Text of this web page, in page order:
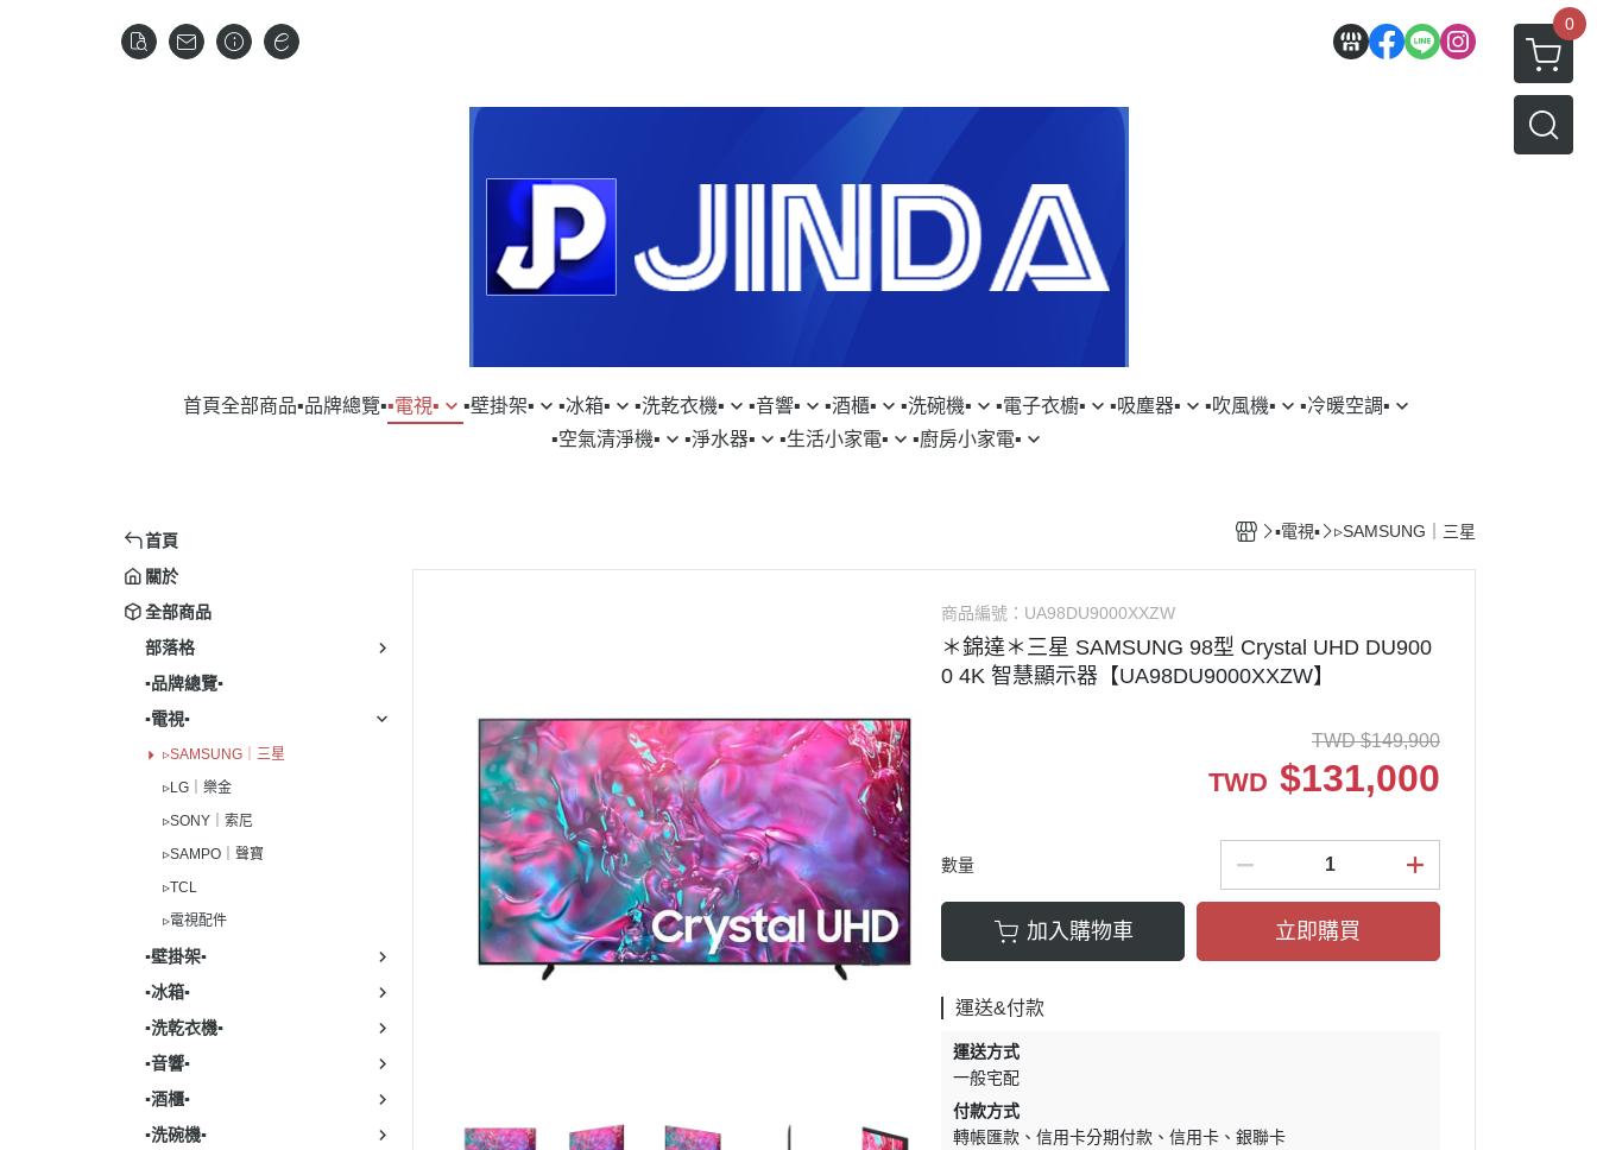
0
首頁全部商品▪︎品牌總覽▪︎▪︎電視▪︎
▹SAMPO｜聲寶
▪︎壁掛架▪︎ ▪︎冰箱▪︎
▹PANASONIC｜國際牌
▹BLOMBERG｜博朗格
▹冰箱配件
▹SAMPO｜聲寶
▪︎洗乾衣機▪︎
▹PANASONIC｜國際牌
▹SAMPO｜聲寶
▹洗乾衣機配件
▪︎音響▪︎ ▪︎酒櫃▪︎ ▪︎洗碗機▪︎
▹BOSCH｜博世
▹WHIRLPOOL｜惠而浦
▹FISHERPAYKEL｜菲雪品克
▪︎電子衣櫥▪︎ ▪︎吸塵器▪︎
▹LG｜樂金
▹Karcher｜德國凱馳
▹Shark Ninja ｜鯊魚忍者
▹吸塵器配件
▪︎吹風機▪︎ ▪︎冷暖空調▪︎
▪︎空氣清淨機▪︎
▹LG｜樂金
▪︎淨水器▪︎ ▪︎生活小家電▪︎
▹SAMSUNG｜三星
▹WHIRLPOOL｜惠而浦
▹Karcher｜德國凱馳
▹Shark Ninja ｜鯊魚忍者
▹配件 / 耗材
▪︎廚房小家電▪︎
▹LG｜樂金
▹VERMICULAR｜日本鑄鐵鍋
▹MAGIMIX｜法國食物處理機
▹Sodastram｜氣泡水機
▹Shark Ninja ｜
▹OXO｜紐約生活餐廚
首頁
關於
全部商品
部落格
▪︎品牌總覽▪︎
▪︎電視▪︎
▹SAMSUNG｜三星
▹LG｜樂金
▹SONY｜索尼
▹SAMPO｜聲寶
▹TCL
▹電視配件
▪︎壁掛架▪︎
▪︎冰箱▪︎
▪︎洗乾衣機▪︎
▪︎音響▪︎
▪︎酒櫃▪︎
▪︎洗碗機▪︎
▪︎電視▪︎ ▹SAMSUNG｜三星
商品編號： UA98DU9000XXZW
＊錦達＊三星 SAMSUNG 98型 Crystal UHD DU900
0 4K 智慧顯示器【UA98DU9000XXZW】
TWD $149,900
TWD $131,000
數量
加入購物車 立即購買
運送&付款
運送方式
一般宅配
付款方式
轉帳匯款
信用卡分期付款 信用卡 銀聯卡